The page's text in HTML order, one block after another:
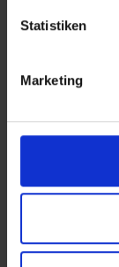
Statistiken
Marketing